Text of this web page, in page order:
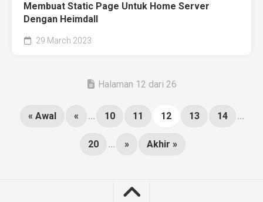
Membuat Static Page Untuk Home Server
Dengan Heimdall
29 March 2023
Halaman 12 dari 26
« Awal « ... 10 11 12 13 14 ...
20 ... » Akhir »